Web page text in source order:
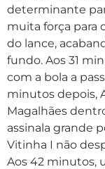
determinante
muita força para
do lance,
fundo. Aos 31
com a bola a
minutos depois,
Magalhães
assinala grande
Vitinha I não
Aos 42 minutos,